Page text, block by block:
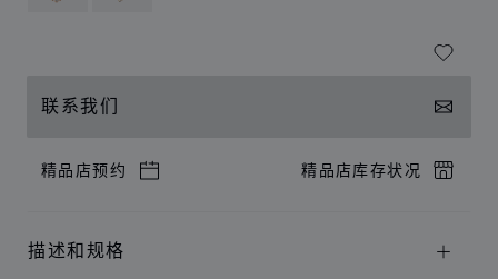
联系我们
精品店预约 精品店库存状况
描述和规格